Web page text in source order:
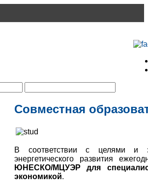
Совместная
В соответствии с целями и
энергетического развития
ЮНЕСКО/МЦУЭР для
экономикой.